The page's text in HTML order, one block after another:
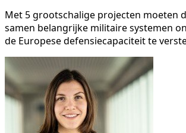
Met 5 grootschalige projecten moeten
samen belangrijke militaire systemen
de Europese defensiecapaciteit te